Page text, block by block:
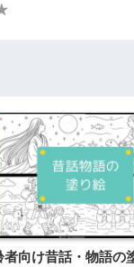
者向け昔話・物語の